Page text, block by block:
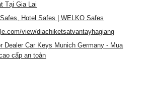
Tại Gia Lai
Hotel Safes | WELKO Safes
view/diachiketsatvantayhagiang
Dealer Car Keys Munich Germany - Mua
cấp an toàn